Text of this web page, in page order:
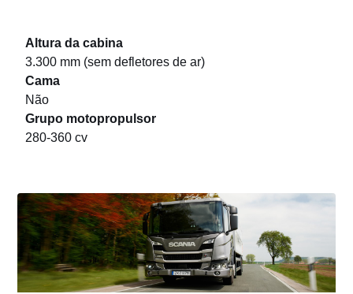
Altura da cabina
3.300 mm (sem defletores de ar)
Cama
Não
Grupo motopropulsor
280-360 cv